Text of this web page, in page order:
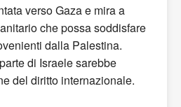
verso Gaza e mira a
che possa soddisfare
dalla Palestina.
di Israele sarebbe
del diritto internazionale.